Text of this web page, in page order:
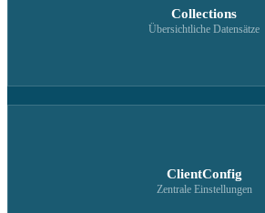
Collections
Übersichtliche Datensätze
ClientConfig
Zentrale Einstellungen